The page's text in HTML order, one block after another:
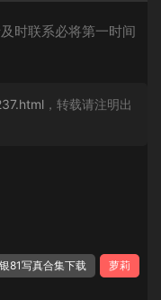
时联系必将第一时间
，转载请注明出
81写真合集下载
萝莉